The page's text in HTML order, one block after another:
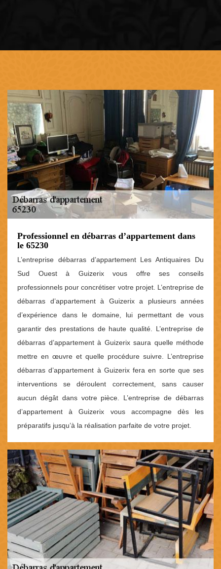
Professionnel en débarras d’appartement dans
le 65230
L’entreprise débarras d’appartement Les Antiquaires Du
Sud Ouest à Guizerix vous offre ses conseils
professionnels pour concrétiser votre projet. L’entreprise de
débarras d’appartement à Guizerix a plusieurs années
d’expérience dans le domaine, lui permettant de vous
garantir des prestations de haute qualité. L’entreprise de
débarras d’appartement à Guizerix saura quelle méthode
mettre en œuvre et quelle procédure suivre. L’entreprise
débarras d’appartement à Guizerix fera en sorte que ses
interventions se déroulent correctement, sans causer
aucun dégât dans votre pièce. L’entreprise de débarras
d’appartement à Guizerix vous accompagne dès les
préparatifs jusqu’à la réalisation parfaite de votre projet.